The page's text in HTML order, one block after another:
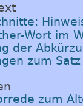
Wort im
der
zum
zum